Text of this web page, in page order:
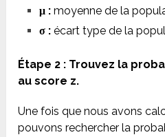
μ :moyenne de la
σ :écart type de la
Étape 2 : Trouvez la
au score z.
Une fois que nous avons
pouvons rechercher la